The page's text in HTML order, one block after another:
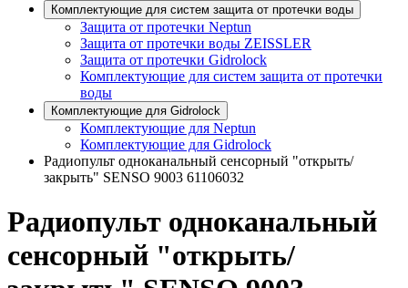
Комплектующие для систем защита от протечки воды
Защита от протечки Neptun
Защита от протечки воды ZEISSLER
Защита от протечки Gidrolock
Комплектующие для систем защита от протечки
воды
Комплектующие для Gidrolock
Комплектующие для Neptun
Комплектующие для Gidrolock
Радиопульт одноканальный сенсорный "открыть/
закрыть" SENSO 9003 61106032
Радиопульт одноканальный
сенсорный "открыть/